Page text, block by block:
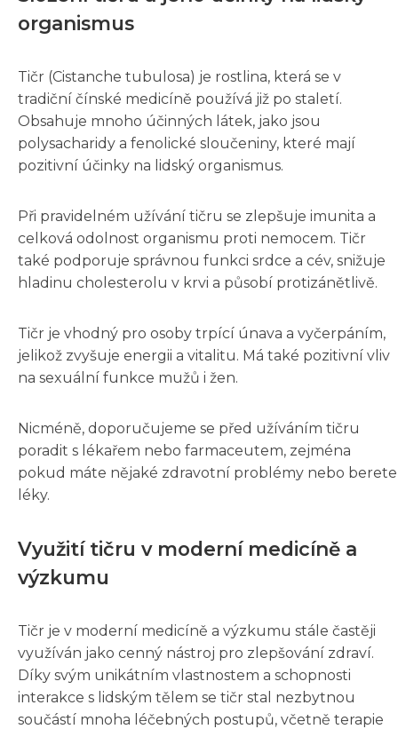
organismus
Tičr (Cistanche tubulosa) je rostlina, která se v
tradiční čínské medicíně používá již po staletí.
Obsahuje mnoho účinných látek, jako jsou
polysacharidy a fenolické sloučeniny, které mají
pozitivní účinky na lidský organismus.
Při pravidelném užívání tičru se zlepšuje imunita a
celková odolnost organismu proti nemocem. Tičr
také podporuje správnou funkci srdce a cév, snižuje
hladinu cholesterolu v krvi a působí protizánětlivě.
Tičr je vhodný pro osoby trpící únava a vyčerpáním,
jelikož zvyšuje energii a vitalitu. Má také pozitivní vliv
na sexuální funkce mužů i žen.
Nicméně, doporučujeme se před užíváním tičru
poradit s lékařem nebo farmaceutem, zejména
pokud máte nějaké zdravotní problémy nebo berete
léky.
Využití tičru v moderní medicíně a
výzkumu
Tičr je v moderní medicíně a výzkumu stále častěji
využíván jako cenný nástroj pro zlepšování zdraví.
Díky svým unikátním vlastnostem a schopnosti
interakce s lidským tělem se tičr stal nezbytnou
součástí mnoha léčebných postupů, včetně terapie